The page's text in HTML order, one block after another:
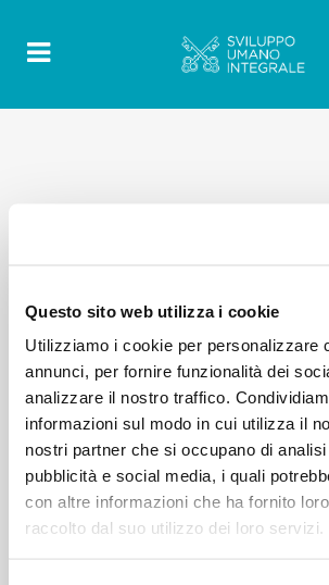
Questo sito web utilizza i cookie
Utilizziamo i cookie per personalizzare
annunci, per fornire funzionalità dei
analizzare il nostro traffico.
informazioni sul modo in cui utilizza il
nostri partner che si occupano di
pubblicità e social media, i quali
con altre informazioni che ha fornito
raccolto dal suo utilizzo dei loro servizi.